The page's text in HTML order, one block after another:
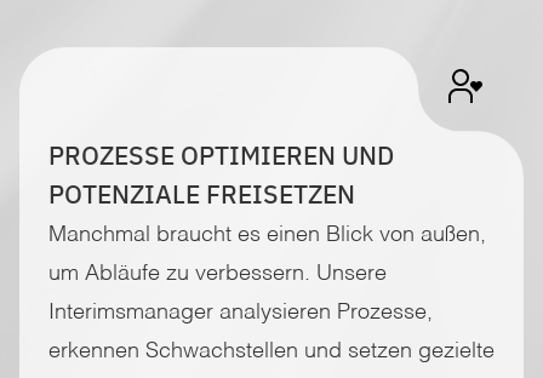
PROZESSE OPTIMIEREN UND
POTENZIALE FREISETZEN
Manchmal braucht es einen Blick von außen,
um Abläufe zu verbessern. Unsere
Interimsmanager analysieren Prozesse,
erkennen Schwachstellen und setzen gezielte